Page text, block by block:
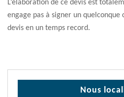
L’élaboration de ce devis est
engage pas à signer un
devis en un temps record.
Nous